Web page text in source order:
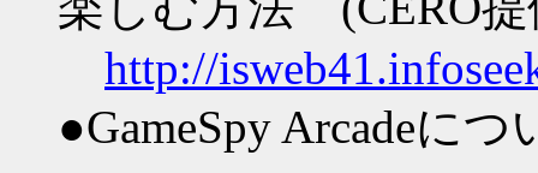
http://
●GameSpy Arcadeにつ